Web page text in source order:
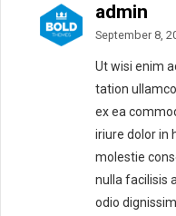
admin
September 8,
Ut wisi enim
tation
ex ea
iriure dolor in
molestie
nulla facilisis
odio